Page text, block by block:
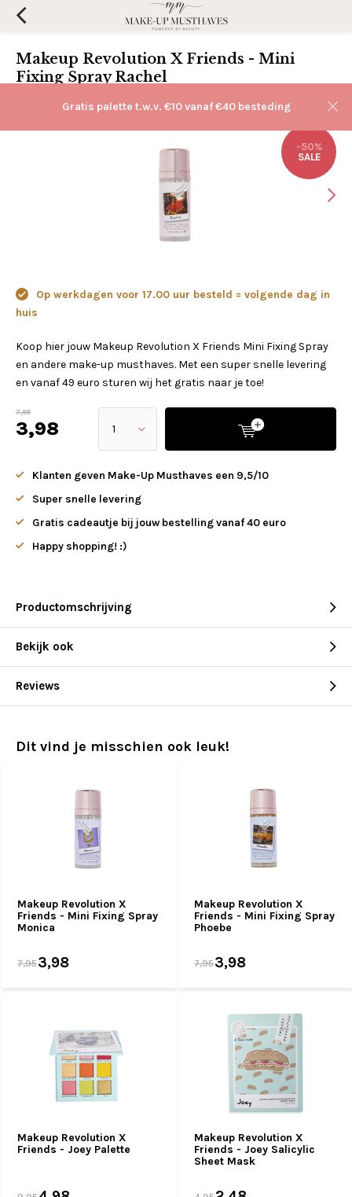
Gratis palette t.w.v. €10 vanaf €40 besteding
Makeup Revolution X Friends - Mini
Fixing Spray Rachel
-50%
SALE
Op werkdagen voor 17.00 uur besteld = volgende dag in
huis
Koop hier jouw Makeup Revolution X Friends Mini Fixing Spray
en andere make-up musthaves. Met een super snelle levering
en vanaf 49 euro sturen wij het gratis naar je toe!
7,95
3,98
Klanten geven Make-Up Musthaves een 9,5/10
Super snelle levering
Gratis cadeautje bij jouw bestelling vanaf 40 euro
Happy shopping! :)
Productomschrijving
Bekijk ook
Reviews
Dit vind je misschien ook leuk!
Makeup Revolution X
Friends - Mini Fixing Spray
Monica
7,953,98
Makeup Revolution X
Friends - Mini Fixing Spray
Phoebe
7,953,98
Makeup Revolution X
Friends - Joey Palette
Makeup Revolution X
Friends - Joey Salicylic
Sheet Mask